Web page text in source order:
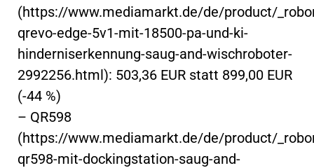
(https://www.mediamarkt.de/de/product/
qrevo-edge-5v1-mit-18500-pa-und-ki-
hinderniserkennung-saug-and-wischroboter-
2992256.html): 503,36 EUR statt 899,00 EUR
(-44 %)
– QR598
(https://www.mediamarkt.de/de/product/
qr598-mit-dockingstation-saug-and-